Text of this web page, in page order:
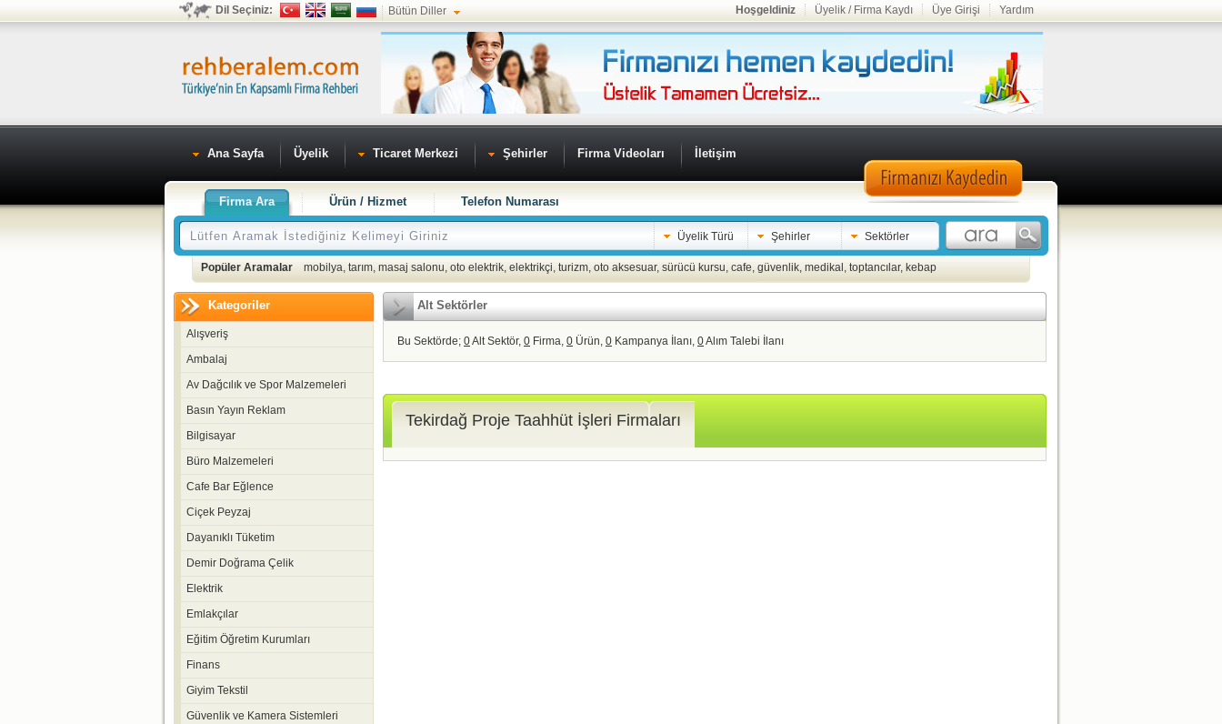
Dil Seçiniz: Bütün Diller Hoşgeldiniz Üyelik / Firma Kaydı Üye Girişi Yardım
Ana Sayfa Üyelik Ticaret Merkezi Şehirler Firma Videoları İletişim
Firma Ara Ürün / Hizmet Telefon Numarası
Üyelik Türü Şehirler Sektörler
Popüler Aramalar mobilya, tarım, masaj salonu, oto elektrik, elektrikçi, turizm, oto aksesuar, sürücü kursu, cafe, güvenlik, medikal , toptancılar, kebap
Kategoriler
Alışveriş
Ambalaj
Av Dağcılık ve Spor Malzemeleri
Basın Yayın Reklam
Bilgisayar
Büro Malzemeleri
Cafe Bar Eğlence
Ciçek Peyzaj
Dayanıklı Tüketim
Demir Doğrama Çelik
Elektrik
Emlakçılar
Eğitim Öğretim Kurumları
Finans
Giyim Tekstil
Güvenlik ve Kamera Sistemleri
Alt Sektörler
Bu Sektörde; 0Alt Sektör, 0 Firma, 0 Ürün, 0 Kampanya İlanı, 0Alım Talebi İlanı
Tekirdağ Proje Taahhüt İşleri Firmaları